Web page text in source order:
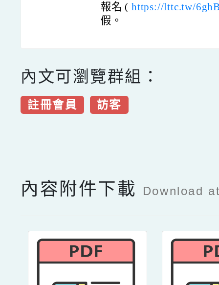
報名 ( https://lttc.tw/
假。
內文可瀏覽群組：
註冊會員 訪客
內容附件下載 Download